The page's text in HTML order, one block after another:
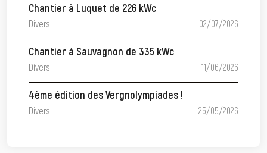
Chantier à Luquet de 226 kWc
Divers 02/07/2026
Chantier à Sauvagnon de 335 kWc
Divers 11/06/2026
4ème édition des Vergnolympiades !
Divers 25/05/2026